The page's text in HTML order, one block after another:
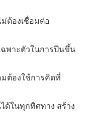
ต้องเชื่อมต่อ
พาะตัวในการปีนขึ้น
ต้องใช้การคิดที่
ด้ในทุกทิศทาง สร้าง